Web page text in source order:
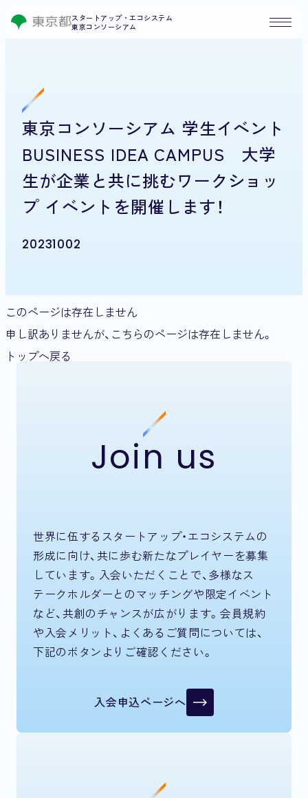
スタートアップ・エコシステム
東京コンソーシアム
東京コンソーシアム 学生イベント
BUSINESS IDEA CAMPUS 大学
生が企業と共に挑むワークショッ
プ イベントを開催します！
20231002
このページは存在しません
申し訳ありませんが、こちらのページは存在しません。
トップへ戻る
Join us
世界に伍するスタートアップ・エコシステムの
形成に向け、共に歩む新たなプレイヤーを募集
しています。入会いただくことで、多様なス
テークホルダーとのマッチングや限定イベント
など、共創のチャンスが広がります。会員規約
や入会メリット、よくあるご質問については、
下記のボタンよりご確認ください。
入会申込ページへ